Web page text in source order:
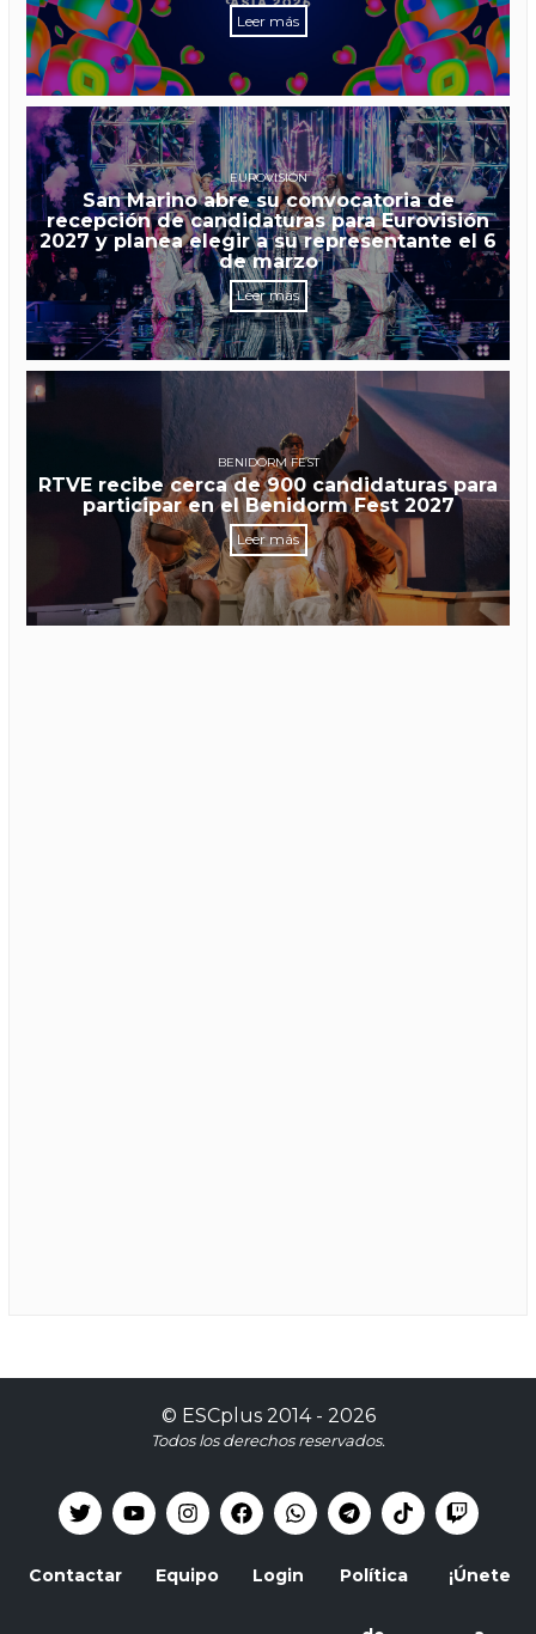
Leer más
EUROVISIÓN
San Marino abre su convocatoria de
recepción de candidaturas para Eurovisión
2027 y planea elegir a su representante el 6
de marzo
Leer más
BENIDORM FEST
RTVE recibe cerca de 900 candidaturas para
participar en el Benidorm Fest 2027
Leer más
© ESCplus2014 - 2026
Todos los derechos reservados.
Contactar Equipo Login Política ¡Únete